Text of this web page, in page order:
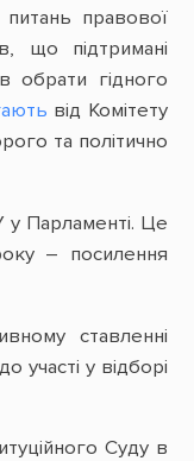
правової
що підтримані
обрати гідного
від Комітету
та політично
у Парламенті. Це
– посилення
ставленні
участі у відборі
Суду в